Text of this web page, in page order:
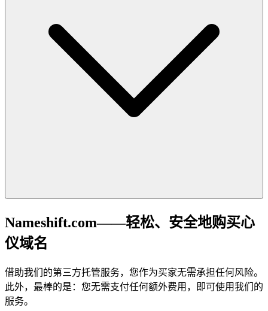
Nameshift.com——轻松、安全地购买心
仪域名
借助我们的第三方托管服务，您作为买家无需承担任何风险。
此外，最棒的是：您无需支付任何额外费用，即可使用我们的
服务。